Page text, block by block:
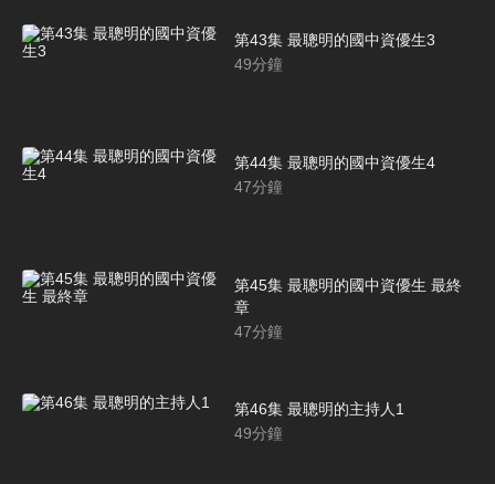
第43集 最聰明的國中資優生3
49分鐘
第44集 最聰明的國中資優生4
47分鐘
第45集 最聰明的國中資優生 最終
章
47分鐘
第46集 最聰明的主持人1
49分鐘